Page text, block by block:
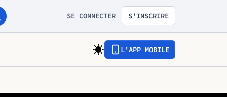
SE CONNECTER S'INSCRIRE
L'APP MOBILE